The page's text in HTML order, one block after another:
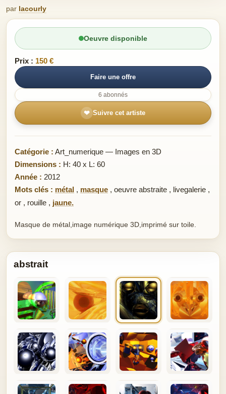
par lacourly
Oeuvre disponible
Prix : 150 €
Faire une offre
6 abonnés
❤ Suivre cet artiste
Catégorie : Art_numerique — Images en 3D
Dimensions : H: 40 x L: 60
Année : 2012
Mots clés : métal , masque , oeuvre abstraite , livegalerie ,
or , rouille , jaune.
Masque de métal,image numérique 3D,imprimé sur toile.
abstrait